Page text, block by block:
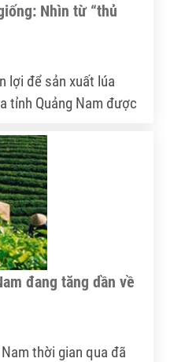
Nhìn từ “thủ
lợi để sản xuất lúa
tỉnh Quảng Nam được
trong khu vực và
sau những lợi ích vẫn
đang tăng dần về
thời gian qua đã